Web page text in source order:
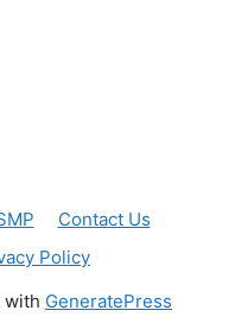
Contact Us
Policy
with GeneratePress